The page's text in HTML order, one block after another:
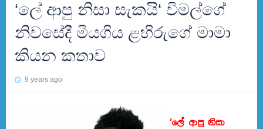
‘ලේ ආපු නිසා සැකයි‘ විමල්ගේ
නිවසේදී මියගිය ළහිරුගේ මාමා
කියන කතාව
9 years ago
‘ලේ ආපු නිසා